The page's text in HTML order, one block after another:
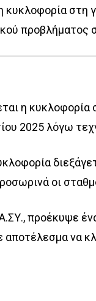
κυκλοφορία στη
η
2025 λόγω
οι
προέκυψε
να